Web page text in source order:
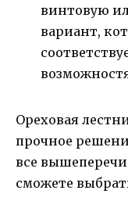
винтовую
вариант,
Ореховая
прочное
все
сможете